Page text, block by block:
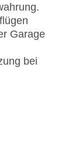
Garage
bei